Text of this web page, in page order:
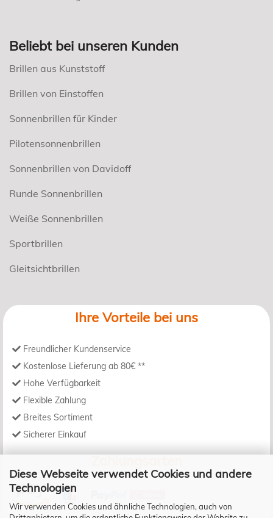
Diese Webseite verwendet Cookies und andere
Technologien
Wir verwenden Cookies und ähnliche Technologien, auch von
Beliebt bei unseren Kunden
Brillen aus Kunststoff
Brillen von Einstoffen
Sonnenbrillen für Kinder
Pilotensonnenbrillen
Sonnenbrillen von Davidoff
Runde Sonnenbrillen
Weiße Sonnenbrillen
Sportbrillen
Gleitsichtbrillen
Ihre Vorteile bei uns
Freundlicher Kundenservice
Kostenlose Lieferung ab 80€ **
Hohe Verfügbarkeit
Flexible Zahlung
Breites Sortiment
Sicherer Einkauf